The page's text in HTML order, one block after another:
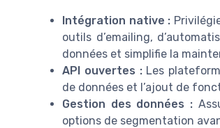
Intégration native :
outils d’emailing,
données et simplifie la
API ouvertes :Les
de données et l’ajout de
Gestion des données :
options de segmentation